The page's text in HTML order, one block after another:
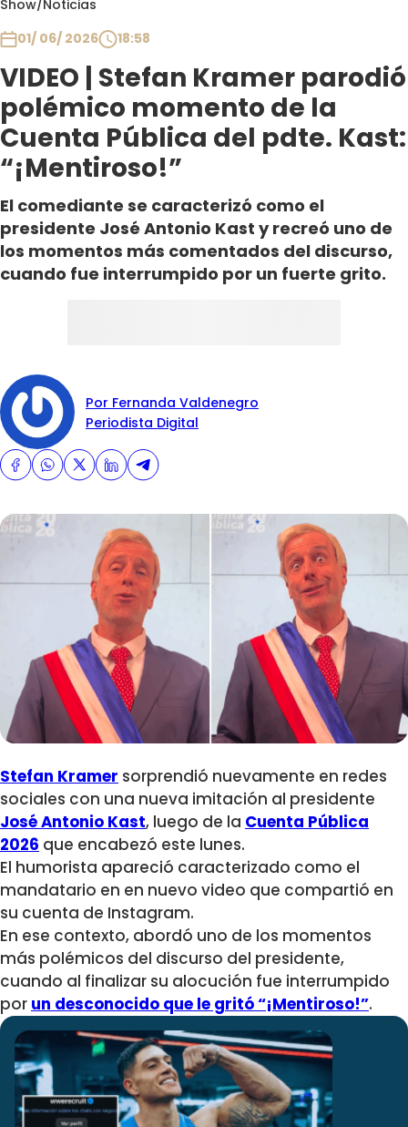
Show/Noticias
01/ 06/ 2026
18:58
VIDEO | Stefan Kramer parodió
polémico momento de la
Cuenta Pública del pdte. Kast:
“¡Mentiroso!”
El comediante se caracterizó como el
presidente José Antonio Kast y recreó uno de
los momentos más comentados del discurso,
cuando fue interrumpido por un fuerte grito.
Por Fernanda Valdenegro
Periodista Digital
Stefan Kramer sorprendió nuevamente en redes
sociales con una nueva imitación al presidente
José Antonio Kast, luego de la Cuenta Pública
2026 que encabezó este lunes.
El humorista apareció caracterizado como el
mandatario en en nuevo video que compartió en
su cuenta de Instagram.
En ese contexto, abordó uno de los momentos
más polémicos del discurso del presidente,
cuando al finalizar su alocución fue interrumpido
por un desconocido que le gritó “¡Mentiroso!”.
Club De La Comedia
Contigo en Directo
Plan Perfecto
El Tiempo
Sabingo
Todos Los Programas